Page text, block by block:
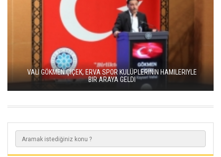
VALI GÖKMEN ÇIÇEK, ERVA SPOR KULÜPLERININ HAMILERIYLE
BIR ARAYA GELDI